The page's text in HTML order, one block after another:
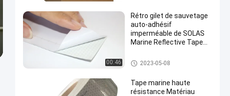
00:46
Rétro gilet de sauvetage
auto-adhésif
imperméable de SOLAS
Marine Reflective Tape
Bande réfléchie de SOLAS
2023-05-08
Tape marine haute
résistance Matériau